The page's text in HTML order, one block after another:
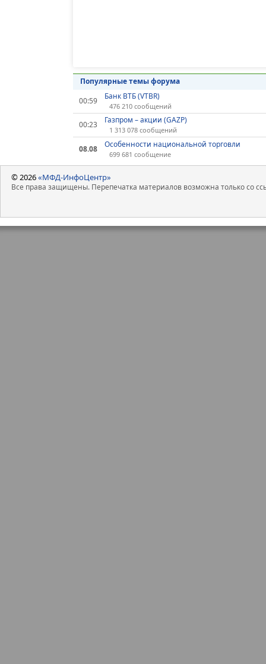
Популярные темы форума
00:59
Банк ВТБ (VTBR)
476 210 сообщений
00:23 Газпром – акции (GAZP)
1 313 078 сообщений
08.08 Особенности национальной торговли
699 681 сообщение
© 2026«МФД-ИнфоЦентр»
Все права защищены. Перепечатка материалов возможна только со